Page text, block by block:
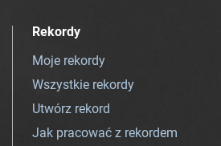
Rekordy
Moje rekordy
Wszystkie rekordy
Utwórz rekord
Jak pracować z rekordem